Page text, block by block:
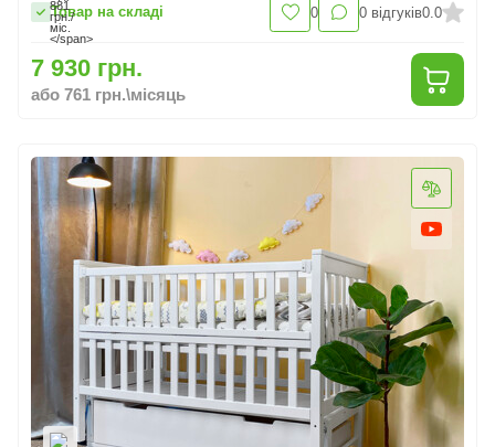
Товар на складі 0 0 відгуків0.0
7 930 грн.
або 761 грн.\місяць